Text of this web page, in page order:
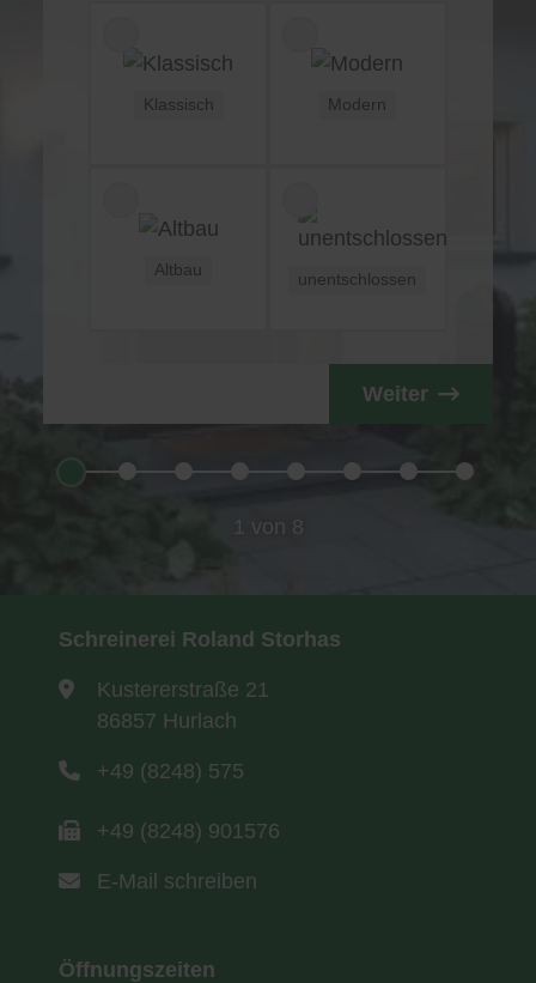
Klassisch Modern
Altbau
unentschlossen
Weiter
1 von 8
Schreinerei Roland Storhas
Kustererstraße 21
86857 Hurlach
+49 (8248) 575
+49 (8248) 901576
E-Mail schreiben
Öffnungszeiten